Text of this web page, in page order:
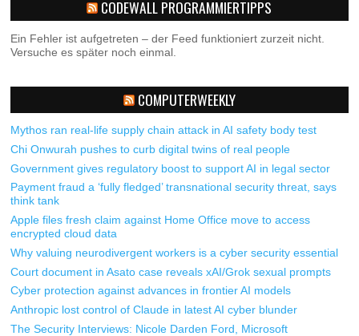
CODEWALL PROGRAMMIERTIPPS
Ein Fehler ist aufgetreten – der Feed funktioniert zurzeit nicht.
Versuche es später noch einmal.
COMPUTERWEEKLY
Mythos ran real-life supply chain attack in AI safety body test
Chi Onwurah pushes to curb digital twins of real people
Government gives regulatory boost to support AI in legal sector
Payment fraud a ‘fully fledged’ transnational security threat, says
think tank
Apple files fresh claim against Home Office move to access
encrypted cloud data
Why valuing neurodivergent workers is a cyber security essential
Court document in Asato case reveals xAI/Grok sexual prompts
Cyber protection against advances in frontier AI models
Anthropic lost control of Claude in latest AI cyber blunder
The Security Interviews: Nicole Darden Ford, Microsoft